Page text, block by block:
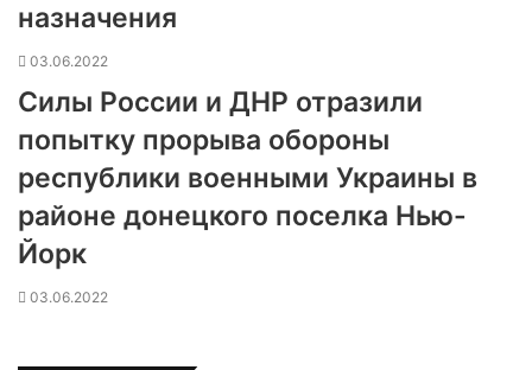
назначения
03.06.2022
Силы России и ДНР отразили
попытку прорыва обороны
республики военными Украины в
районе донецкого поселка Нью-
Йорк
03.06.2022